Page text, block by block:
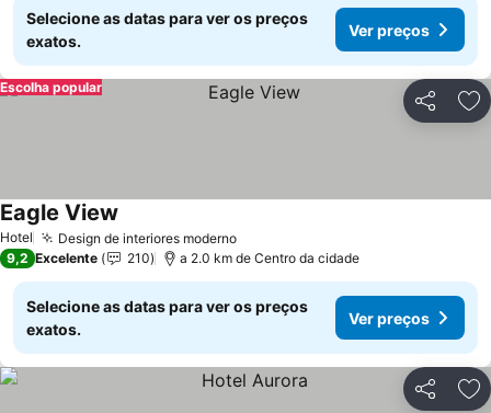
Selecione as datas para ver os preços
exatos.
Ver preços
Partilhar
Escolha popular
Hotel Design de interiores modernoVer preços
Eagle View
9,2 Excelente 210 a 2.0 km de Centro da cidade
Selecione as datas para ver os preços
exatos.
Ver preços
Partilhar